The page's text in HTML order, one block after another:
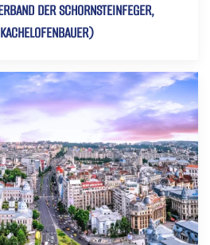
DER SCHORNSTEINFEGER,